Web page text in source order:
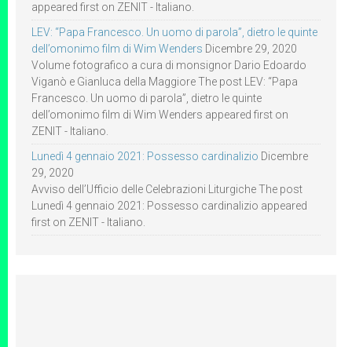
appeared first on ZENIT - Italiano.
LEV: “Papa Francesco. Un uomo di parola”, dietro le quinte
dell’omonimo film di Wim Wenders Dicembre 29, 2020
Volume fotografico a cura di monsignor Dario Edoardo
Viganò e Gianluca della Maggiore The post LEV: “Papa
Francesco. Un uomo di parola”, dietro le quinte
dell’omonimo film di Wim Wenders appeared first on
ZENIT - Italiano.
Lunedì 4 gennaio 2021: Possesso cardinalizio Dicembre
29, 2020
Avviso dell’Ufficio delle Celebrazioni Liturgiche The post
Lunedì 4 gennaio 2021: Possesso cardinalizio appeared
first on ZENIT - Italiano.